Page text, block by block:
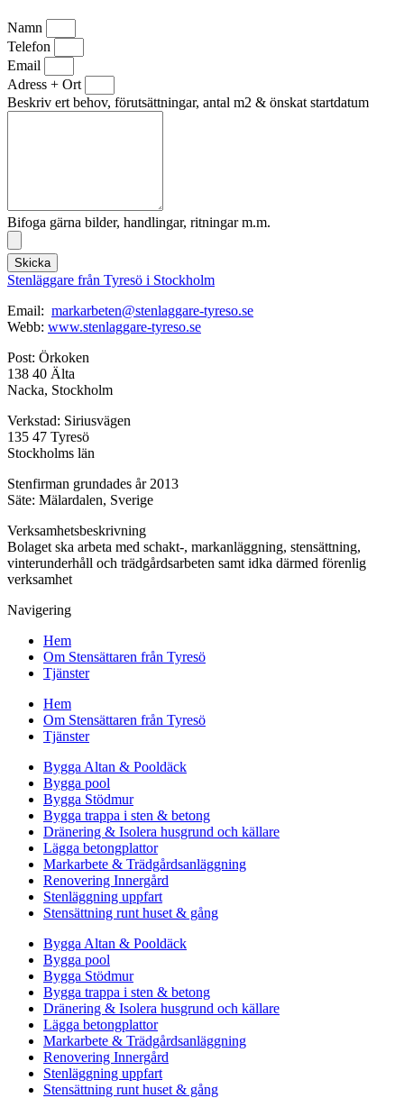
Namn
Telefon
Email
Adress + Ort
Beskriv ert behov, förutsättningar, antal m2 & önskat startdatum
Bifoga gärna bilder, handlingar, ritningar m.m.
Skicka
Stenläggare från Tyresö i Stockholm
Email: markarbeten@stenlaggare-tyreso.se
Webb: www.stenlaggare-tyreso.se
Post: Örkoken
138 40 Älta
Nacka, Stockholm
Verkstad: Siriusvägen
135 47 Tyresö
Stockholms län
Stenfirman grundades år 2013
Säte: Mälardalen, Sverige
Verksamhetsbeskrivning
Bolaget ska arbeta med schakt-, markanläggning, stensättning,
vinterunderhåll och trädgårdsarbeten samt idka därmed förenlig
verksamhet
Navigering
Hem
Om Stensättaren från Tyresö
Tjänster
Hem
Om Stensättaren från Tyresö
Tjänster
Bygga Altan & Pooldäck
Bygga pool
Bygga Stödmur
Bygga trappa i sten & betong
Dränering & Isolera husgrund och källare
Lägga betongplattor
Markarbete & Trädgårdsanläggning
Renovering Innergård
Stenläggning uppfart
Stensättning runt huset & gång
Bygga Altan & Pooldäck
Bygga pool
Bygga Stödmur
Bygga trappa i sten & betong
Dränering & Isolera husgrund och källare
Lägga betongplattor
Markarbete & Trädgårdsanläggning
Renovering Innergård
Stenläggning uppfart
Stensättning runt huset & gång